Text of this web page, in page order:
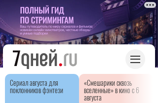
Сериал августа для
поклонников фэнтези
«Смешарики сквозь
вселенные» в кино с 6
августа